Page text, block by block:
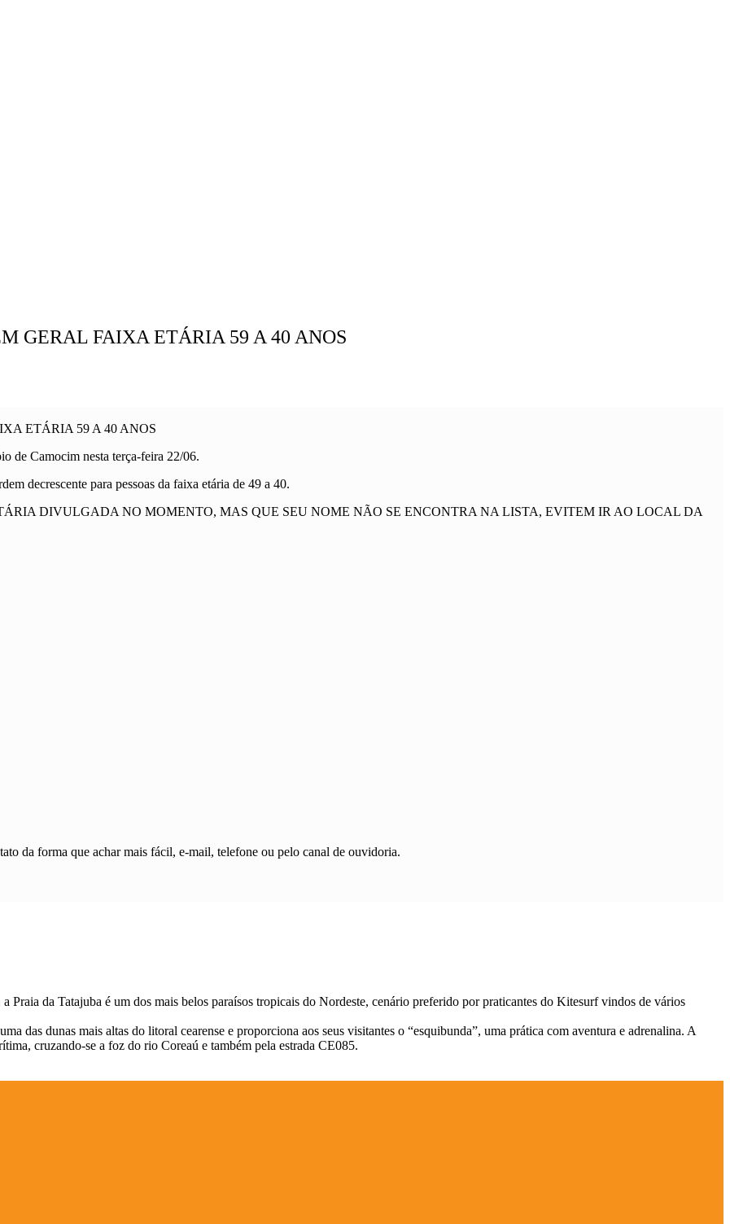
GERAL FAIXA ETÁRIA 59 A 40 ANOS
ETÁRIA 59 A 40 ANOS
de Camocim nesta terça-feira 22/06.
decrescente para pessoas da faixa etária de 49 a 40.
DIVULGADA NO MOMENTO, MAS QUE SEU NOME NÃO SE ENCONTRA NA LISTA, EVITEM IR AO LOCAL DA
da forma que achar mais fácil, e-mail, telefone ou pelo canal de ouvidoria.
Praia da Tatajuba é um dos mais belos paraísos tropicais do Nordeste, cenário preferido por praticantes do Kitesurf vindos de vários
das dunas mais altas do litoral cearense e proporciona aos seus visitantes o “esquibunda”, uma prática com aventura e adrenalina. A
cruzando-se a foz do rio Coreaú e também pela estrada CE085.